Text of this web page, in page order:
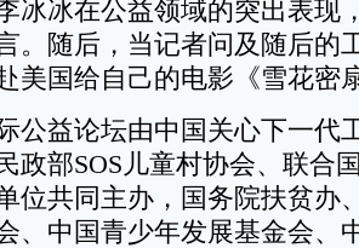
冰冰在公益领域的突出表现
。随后，当记者问及随后的
美国给自己的电影《雪花密
益论坛由中国关心下一代
政部SOS儿童村协会、联合
位共同主办，国务院扶贫办
、中国青少年发展基金会、